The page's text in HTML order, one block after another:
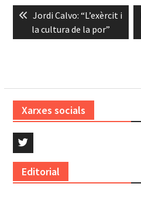
d'entrades
Previous
post:
Jordi Calvo: “L’exèrcit i
la cultura de la por”
Xarxes socials
Editorial